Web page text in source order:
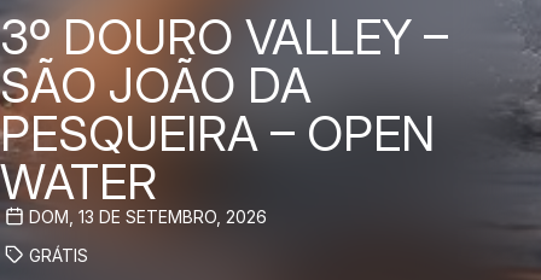
3º DOURO VALLEY –
SÃO JOÃO DA
PESQUEIRA – OPEN
WATER
DOM, 13 DE SETEMBRO, 2026
GRÁTIS